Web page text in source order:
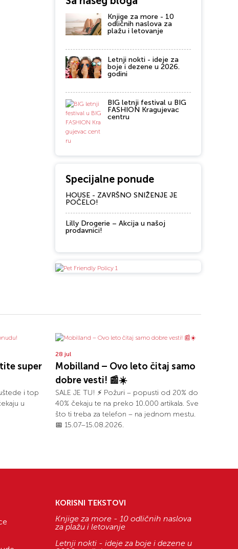
Knjige za more - 10
odličnih naslova za
plažu i letovanje
Letnji nokti - ideje za
boje i dezene u 2026.
godini
BIG letnji festival u BIG
FASHION Kragujevac
centru
Specijalne ponude
HOUSE - ZAVRŠNO SNIŽENJE JE
POČELO!
Lilly Drogerie – Akcija u našoj
prodavnici!
super
i top
u
28 jul
Mobilland – Ovo leto čitaj samo
dobre vesti! 📰☀️
SALE JE TU! ⚡ Požuri – popusti od 20% do
40% čekaju te na preko 10.000 artikala. Sve
što ti treba za telefon – na jednom mestu.
📅 15.07–15.08.2026.
KORISNI TEKSTOVI
Knjige za more - 10 odličnih naslova
za plažu i letovanje
Letnji nokti - ideje za boje i dezene u